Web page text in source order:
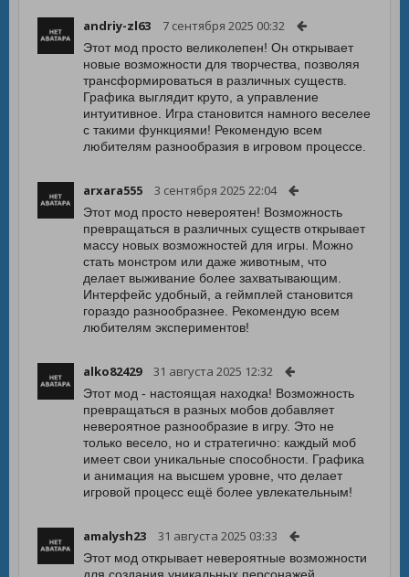
andriy-zl63 7 сентября 2025 00:32
Этот мод просто великолепен! Он открывает
новые возможности для творчества, позволяя
трансформироваться в различных существ.
Графика выглядит круто, а управление
интуитивное. Игра становится намного веселее
с такими функциями! Рекомендую всем
любителям разнообразия в игровом процессе.
arxara555 3 сентября 2025 22:04
Этот мод просто невероятен! Возможность
превращаться в различных существ открывает
массу новых возможностей для игры. Можно
стать монстром или даже животным, что
делает выживание более захватывающим.
Интерфейс удобный, а геймплей становится
гораздо разнообразнее. Рекомендую всем
любителям экспериментов!
alko82429 31 августа 2025 12:32
Этот мод - настоящая находка! Возможность
превращаться в разных мобов добавляет
невероятное разнообразие в игру. Это не
только весело, но и стратегично: каждый моб
имеет свои уникальные способности. Графика
и анимация на высшем уровне, что делает
игровой процесс ещё более увлекательным!
amalysh23 31 августа 2025 03:33
Этот мод открывает невероятные возможности